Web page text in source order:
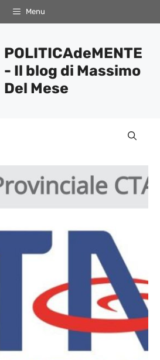
Menu
POLITICAdeMENTE
- Il blog di Massimo
Del Mese